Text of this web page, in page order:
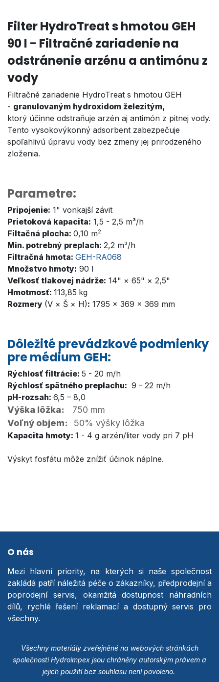
Filter HydroTreat s hmotou GEH
90 l - Filtračné zariadenie na
odstránenie arzénu a antimónu z
vody
Filtračné zariadenie HydroTreat s hmotou GEH
- granulovaným hydroxidom železitým,
ktorý účinne odstraňuje arzén aj antimón z pitnej vody.
Tento vysokovýkonný adsorbent zabezpečuje
spoľahlivú úpravu vody bez zmeny jej prirodzeného
zloženia.
Parametre:
Pripojenie: 1" vonkajší závit
Prietoková kapacita: 1,5 - 2,5 m³/h
Filtačná plocha: 0,10 m2
Min. potrebný preplach: 2,2 m³/h
Filtračná hmota: GEH-RA068
Množstvo hmoty: 90 l
Veľkosť tlakovej nádrže: 14" × 65" × 2,5"
Hmotmosť: 113,85 kg
Rozmery (V × Š × H): 1795 × 369 × 369 mm
Dôležité prevádzkové podmienky
pre médium GEH:
Rýchlosť filtrácie: 5 - 20 m/h
Rýchlosť spätného preplachu: 9 - 22 m/h
pH-rozsah: 6,5 – 8,0
Výška lôžka: 750 mm
Voľný objem: 50% výšky lôžka
Kapacita hmoty: 1 - 4 g arzén/liter vody pri 7 pH
Výskyt fosfátu môže znížiť účinok náplne.
O nás
Mezi hlavní priority, na kterých si naše společnost
zakládá patří náležitá péče o zákazníky, předprodejní a
poprodejní servis, okamžitá dostupnost náhradních
dílů, rychlé řešení reklamací a dostupný servis pro
všechny.
Všechny materiály zveřejněné na webových stránkách
společnosti Hydroimpex jsou chráněny autorským právem a
jejich použití bez souhlasu není povoleno.